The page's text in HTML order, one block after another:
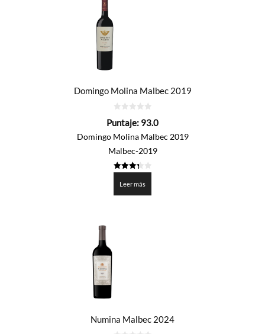
Domingo Molina Malbec 2019
de
Puntaje: 93.0
Domingo Molina Malbec 2019
Malbec-2019
de 5
Leer más
Numina Malbec 2024